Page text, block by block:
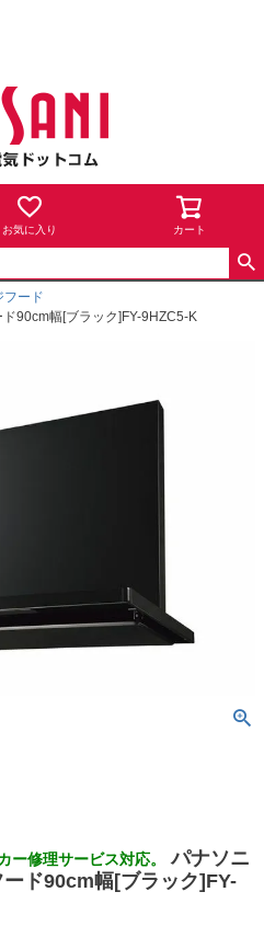
お気に入り カート
フード
90cm幅[ブラック]FY-9HZC5-K
ー修理サービス対応。
パナソニ
ド90cm幅[ブラック]FY-